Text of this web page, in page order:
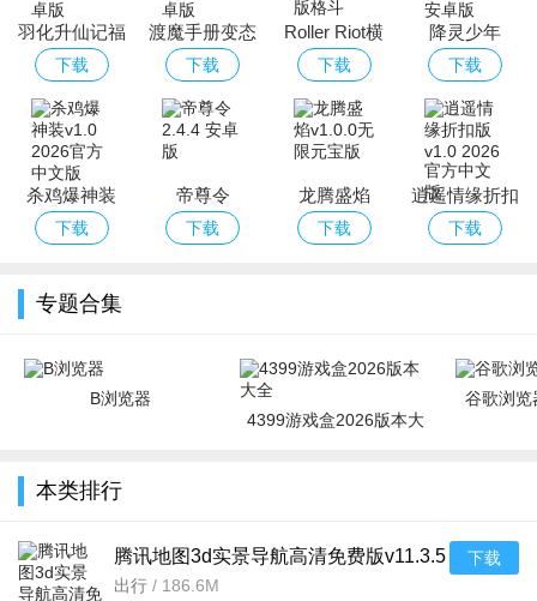
羽化升仙记福
利版
下载
渡魔手册变态
版
下载
Roller Riot横
街快打
下载
降灵少年
（BT版）
下载
杀鸡爆神装
下载
帝尊令
下载
龙腾盛焰
下载
逍遥情缘折扣
版
下载
专题合集
B浏览器
4399游戏盒2026版本大
谷歌浏览
本类排行
腾讯地图3d实景导航高清免费版v11.3.5
安卓版
出行 / 186.6M
下载